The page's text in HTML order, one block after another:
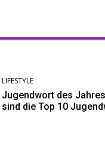
LIFESTYLE
Jugendwort des
sind die Top 10